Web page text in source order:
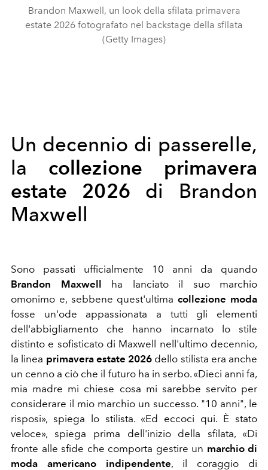
Brandon Maxwell, un look della sfilata primavera
estate 2026 fotografato nel backstage della sfilata
(Getty Images)
Un decennio di passerelle,
la collezione primavera
estate 2026 di Brandon
Maxwell
Sono passati ufficialmente 10 anni da quando
Brandon Maxwell
ha lanciato il suo marchio
omonimo e, sebbene quest'ultimacollezione moda
fosse un'ode appassionata a tutti gli elementi
dell'abbigliamento che hanno incarnato lo stile
distinto e sofisticato di Maxwell nell'ultimo decennio,
la linea primavera estate 2026 dello stilista era anche
un cenno a ciò che il futuro ha in serbo. «Dieci anni fa,
mia madre mi chiese cosa mi sarebbe servito per
considerare il mio marchio un successo. "10 anni", le
risposi», spiega lo stilista. «Ed eccoci qui. È stato
veloce», spiega prima dell'inizio della sfilata, «Di
fronte alle sfide che comporta gestire un marchio di
moda americano indipendente, il coraggio di